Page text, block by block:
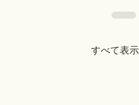
すべて表示